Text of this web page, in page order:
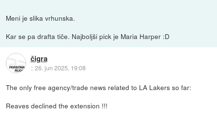
Meni je slika vrhunska.
Kar se pa drafta tiče. Najboljši pick je Maria Harper :D
čigra
::26. jun 2025, 19:08
The only free agency/trade news related to LA Lakers so far:
Reaves declined the extension !!!